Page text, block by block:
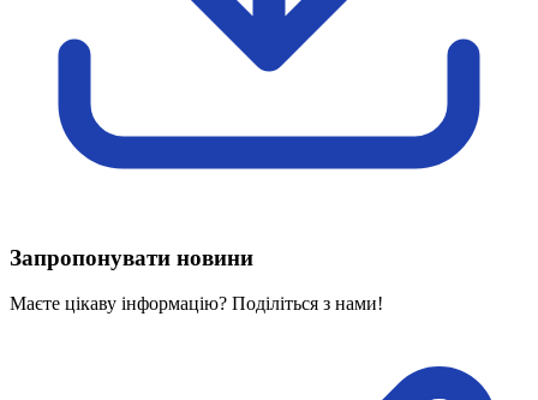
Харківська область
Херсонська область
Хмельницька область
Вивчаємо жестову мову
Дитяча сторінка
Новини про жестову мову
Проєкт "Жестова мова для поліцейських"
Запропонувати новини
Маєте цікаву інформацію? Поділіться з нами!